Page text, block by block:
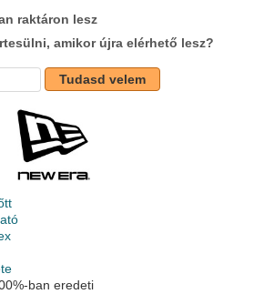
raktáron lesz
amikor újra elérhető lesz?
Tudasd velem
ban eredeti